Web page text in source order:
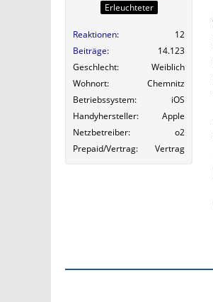
Erleuchteter
Reaktionen
12
Beiträge
14.123
Geschlecht
Weiblich
Wohnort
Chemnitz
Betriebssystem
iOS
Handyhersteller
Apple
Netzbetreiber
o2
Prepaid/Vertrag
Vertrag